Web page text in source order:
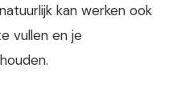
kan werken ook
vullen en je